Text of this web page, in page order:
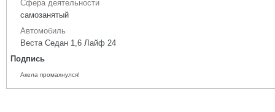
Сфера деятельности
самозанятый
Автомобиль
Веста Седан 1,6 Лайф 24
Подпись
Акела промахнулся!